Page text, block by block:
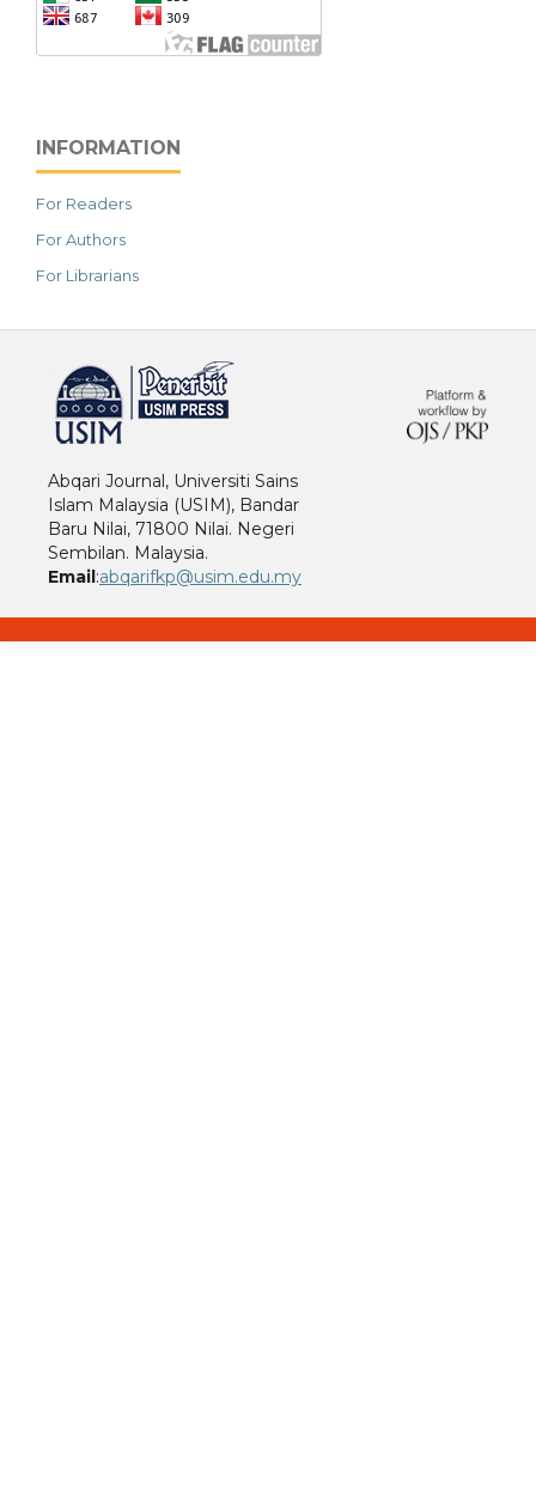
INFORMATION
For Readers
For Authors
For Librarians
Abqari Journal, Universiti Sains
Islam Malaysia (USIM), Bandar
Baru Nilai, 71800 Nilai. Negeri
Sembilan. Malaysia.
Email:abqarifkp@usim.edu.my